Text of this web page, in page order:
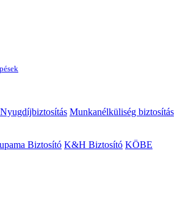
Nyugdíjbiztosítás Munkanélküliség biztosítás
Biztosító K&H Biztosító KÖBE